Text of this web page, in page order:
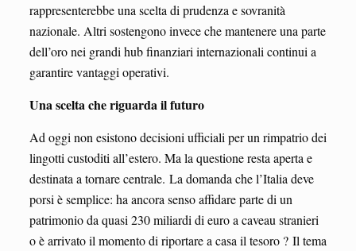
rappresenterebbe una scelta di prudenza e sovranità
nazionale. Altri sostengono invece che mantenere una parte
dell’oro nei grandi hub finanziari internazionali continui a
garantire vantaggi operativi.
Una scelta che riguarda il futuro
Ad oggi non esistono decisioni ufficiali per un rimpatrio dei
lingotti custoditi all’estero. Ma la questione resta aperta e
destinata a tornare centrale. La domanda che l’Italia deve
porsi è semplice: ha ancora senso affidare parte di un
patrimonio da quasi 230 miliardi di euro a caveau stranieri
o è arrivato il momento di riportare a casa il tesoro ? Il tema